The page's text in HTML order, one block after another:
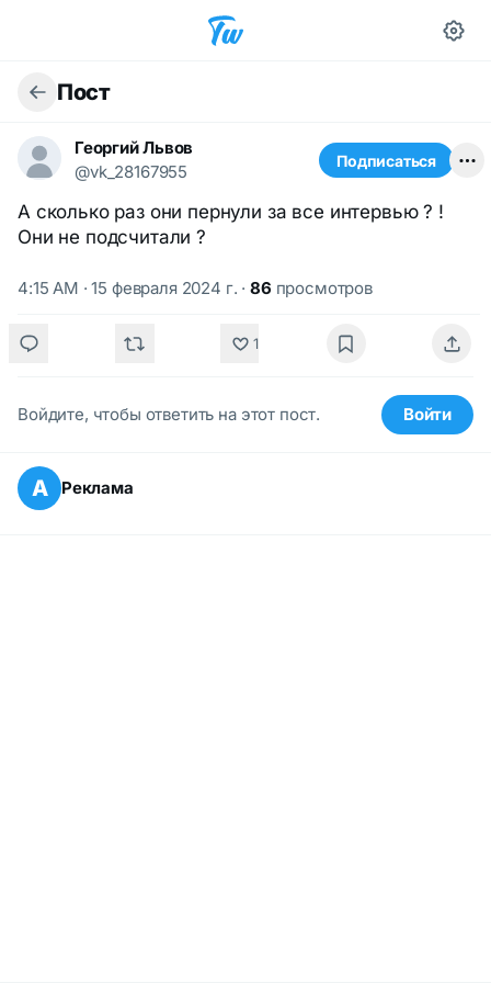
Пост
Георгий Львов
@vk_28167955
Подписаться
А сколько раз они пернули за все интервью ? !
Они не подсчитали ?
4:15 AM · 15 февраля 2024 г. ·86 просмотров
1
Войдите, чтобы ответить на этот пост. Войти
А Реклама